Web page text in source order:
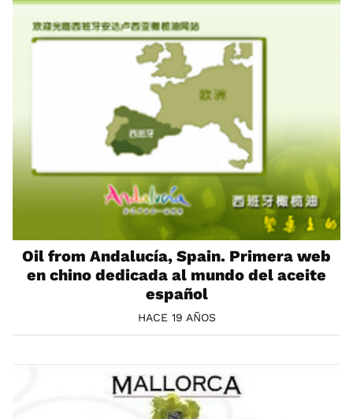
Oil from Andalucía, Spain. Primera web
en chino dedicada al mundo del aceite
español
HACE 19 AÑOS